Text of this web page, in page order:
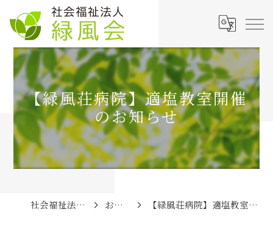
【緑風荘病院】適塩教室開催
のお知らせ
社会福祉法人緑風会 お知らせ 【緑風荘病院】適塩教室開催のお知らせ